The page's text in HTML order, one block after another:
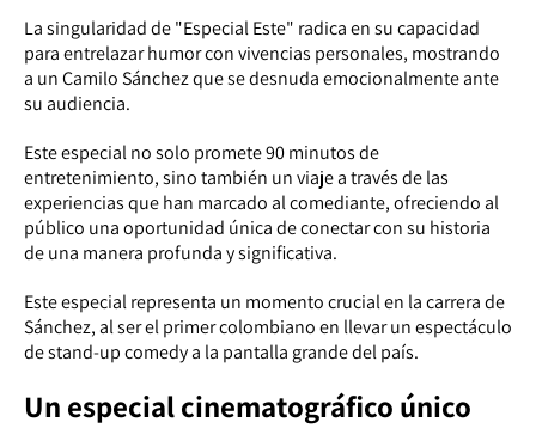
La singularidad de "Especial Este" radica en su capacidad
para entrelazar humor con vivencias personales, mostrando
a un Camilo Sánchez que se desnuda emocionalmente ante
su audiencia.
Este especial no solo promete 90 minutos de
entretenimiento, sino también un viaje a través de las
experiencias que han marcado al comediante, ofreciendo al
público una oportunidad única de conectar con su historia
de una manera profunda y significativa.
Este especial representa un momento crucial en la carrera de
Sánchez, al ser el primer colombiano en llevar un espectáculo
de stand-up comedy a la pantalla grande del país.
Un especial cinematográfico único